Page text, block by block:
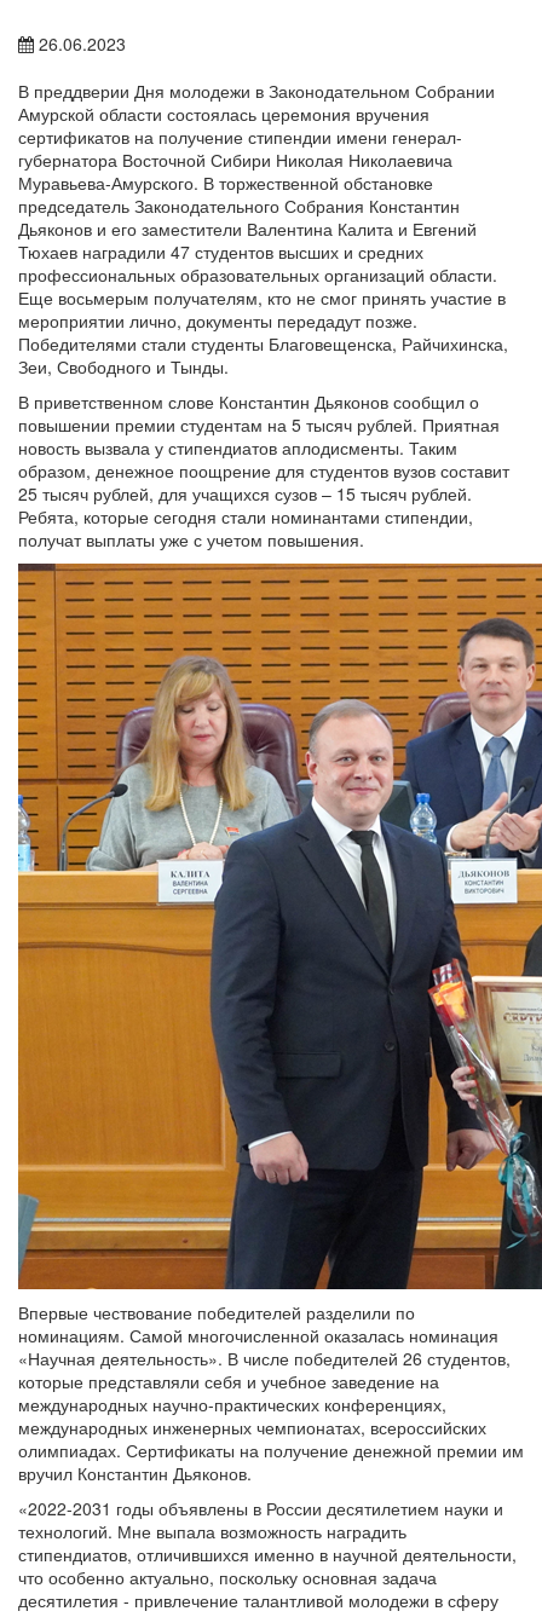
26.06.2023
В преддверии Дня молодежи в Законодательном Собрании
Амурской области состоялась церемония вручения
сертификатов на получение стипендии имени генерал-
губернатора Восточной Сибири Николая Николаевича
Муравьева-Амурского. В торжественной обстановке
председатель Законодательного Собрания Константин
Дьяконов и его заместители Валентина Калита и Евгений
Тюхаев наградили 47 студентов высших и средних
профессиональных образовательных организаций области.
Еще восьмерым получателям, кто не смог принять участие в
мероприятии лично, документы передадут позже.
Победителями стали студенты Благовещенска, Райчихинска,
Зеи, Свободного и Тынды.
В приветственном слове Константин Дьяконов сообщил о
повышении премии студентам на 5 тысяч рублей. Приятная
новость вызвала у стипендиатов аплодисменты. Таким
образом, денежное поощрение для студентов вузов составит
25 тысяч рублей, для учащихся сузов – 15 тысяч рублей.
Ребята, которые сегодня стали номинантами стипендии,
получат выплаты уже с учетом повышения.
Впервые чествование победителей разделили по
номинациям. Самой многочисленной оказалась номинация
«Научная деятельность». В числе победителей 26 студентов,
которые представляли себя и учебное заведение на
международных научно-практических конференциях,
международных инженерных чемпионатах, всероссийских
олимпиадах. Сертификаты на получение денежной премии им
вручил Константин Дьяконов.
«2022-2031 годы объявлены в России десятилетием науки и
технологий. Мне выпала возможность наградить
стипендиатов, отличившихся именно в научной деятельности,
что особенно актуально, поскольку основная задача
десятилетия - привлечение талантливой молодежи в сферу